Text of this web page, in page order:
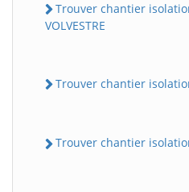
Trouver chantier
VOLVESTRE
Trouver chantier isolation
Trouver chantier